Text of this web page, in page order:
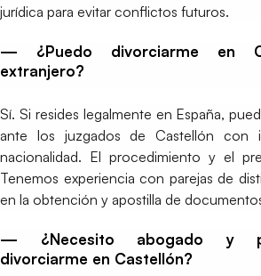
jurídica para evitar conflictos futuros.
— ¿Puedo divorciarme en
extranjero?
Sí. Si resides legalmente en España,
ante los juzgados de Castellón con
nacionalidad. El procedimiento y el
Tenemos experiencia con parejas de
en la obtención y apostilla de
— ¿Necesito abogado y
divorciarme en Castellón?